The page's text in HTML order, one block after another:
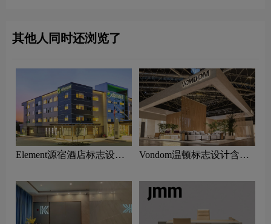
其他人同时还浏览了
Element源宿酒店标志设计
Vondom温顿标志设计含义